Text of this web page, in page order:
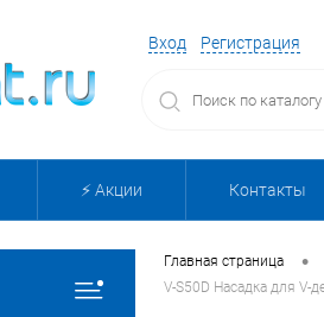
Вход Регистрация
⚡️ Акции Контакты
Главная страница •
V-S50D Насадка для V-